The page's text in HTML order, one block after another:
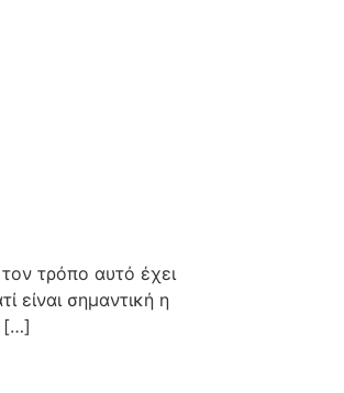
τρόπο αυτό έχει
είναι σημαντική η
[…]